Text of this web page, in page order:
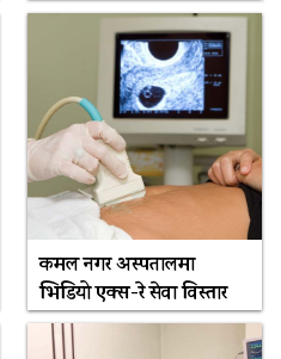
कमल नगर अस्पतालमा
भिडियो एक्स-रे सेवा विस्तार